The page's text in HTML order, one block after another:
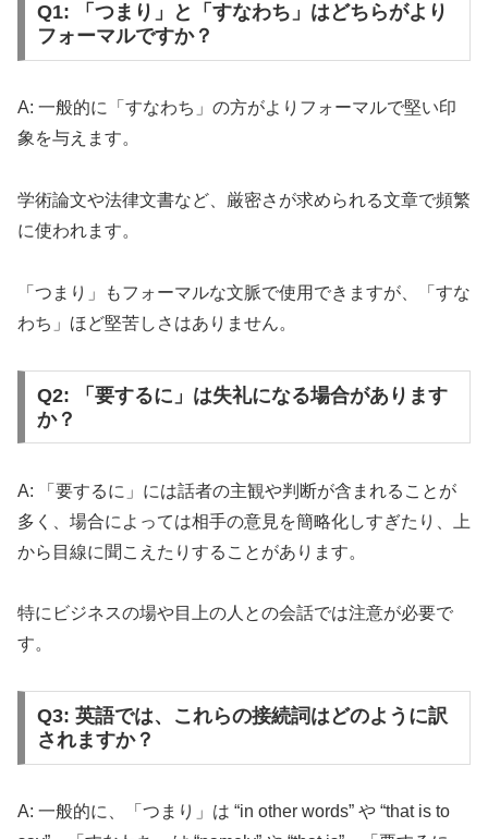
Q1: 「つまり」と「すなわち」はどちらがより
フォーマルですか？
A: 一般的に「すなわち」の方がよりフォーマルで堅い印
象を与えます。
学術論文や法律文書など、厳密さが求められる文章で頻繁
に使われます。
「つまり」もフォーマルな文脈で使用できますが、「すな
わち」ほど堅苦しさはありません。
Q2: 「要するに」は失礼になる場合があります
か？
A: 「要するに」には話者の主観や判断が含まれることが
多く、場合によっては相手の意見を簡略化しすぎたり、上
から目線に聞こえたりすることがあります。
特にビジネスの場や目上の人との会話では注意が必要で
す。
Q3: 英語では、これらの接続詞はどのように訳
されますか？
A: 一般的に、「つまり」は “in other words” や “that is to